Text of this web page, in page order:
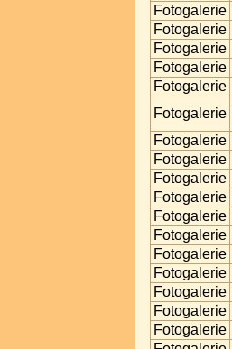
Fotogalerie
Fotogalerie
Fotogalerie
Fotogalerie
Fotogalerie
Fotogalerie
Fotogalerie
Fotogalerie
Fotogalerie
Fotogalerie
Fotogalerie
Fotogalerie
Fotogalerie
Fotogalerie
Fotogalerie
Fotogalerie
Fotogalerie